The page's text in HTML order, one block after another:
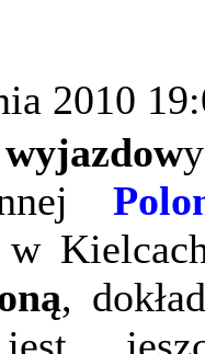
2010
w
,